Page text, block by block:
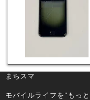
まちスマ
モバイルライフを"もっ